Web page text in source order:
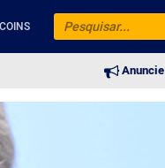
Anuncie